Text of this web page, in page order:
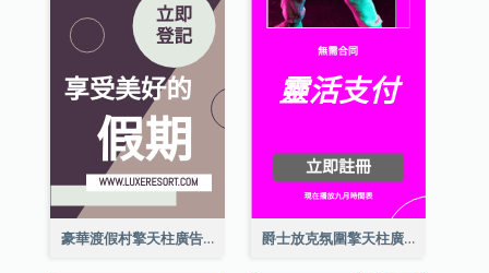
豪華渡假村擎天柱廣告 爵士放克氛圍擎天柱廣告